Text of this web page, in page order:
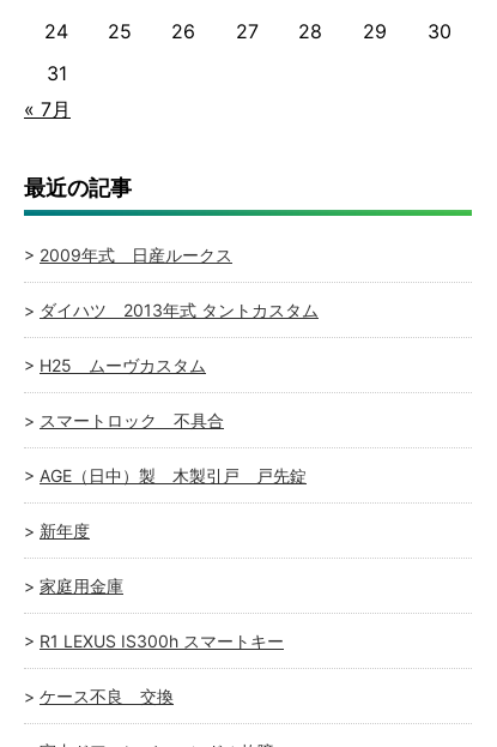
24
25 26 27 28 29
30
31
« 7月
最近の記事
2009年式 日産ルークス
ダイハツ 2013年式 タントカスタム
H25 ムーヴカスタム
スマートロック 不具合
AGE（日中）製 木製引戸 戸先錠
新年度
家庭用金庫
R1 LEXUS IS300h スマートキー
ケース不良 交換